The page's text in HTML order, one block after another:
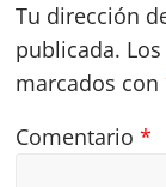
Tu dirección
publicada.
marcados con
Comentario*